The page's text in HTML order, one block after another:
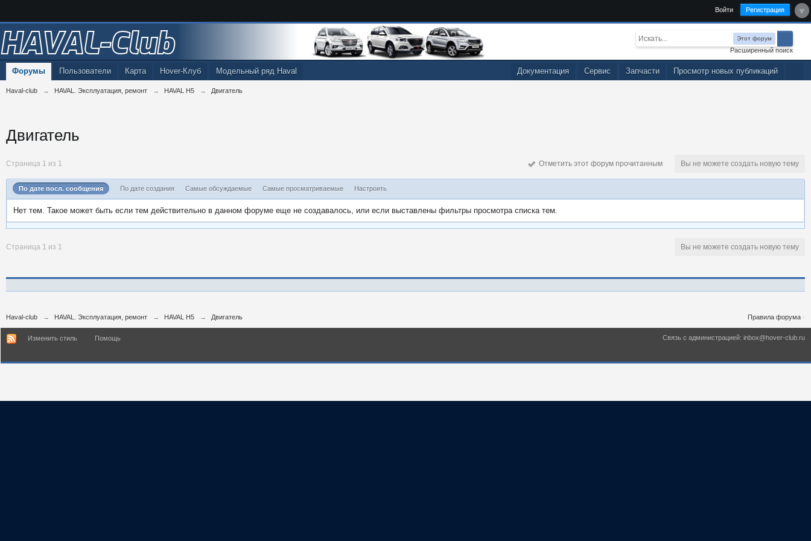
Войти Регистрация
HAVAL-Club Этот форум
Расширенный поиск
Просмотр новых публикаций
Карта Hover-Клуб Модельный ряд Haval Запчасти
Сервис
Документация
Форумы Пользователи
Haval-club → HAVAL. Эксплуатация, ремонт → HAVAL H5 → Двигатель
Двигатель
Страница 1 из 1 Вы не можете создать новую тему
Отметить этот форум прочитанным
По дате посл. сообщения По дате создания Самые обсуждаемые Самые просматриваемые Настроить
Нет тем. Такое может быть если тем действительно в данном форуме еще не создавалось, или если выставлены фильтры просмотра списка тем.
Страница 1 из 1 Вы не можете создать новую тему
Haval-club → HAVAL. Эксплуатация, ремонт → HAVAL H5 → Двигатель Правила форума ·
Связь с администрацией: inbox@hover-club.ru
Изменить стиль Помощь